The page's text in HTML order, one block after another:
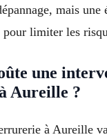
mais une
pour limiter les
une
Aureille ?
à Aureille